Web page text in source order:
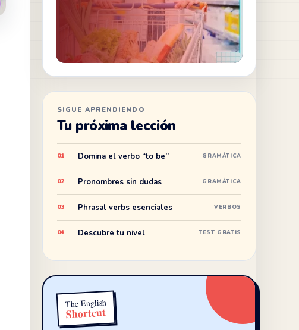
SIGUE APRENDIENDO
Tu próxima lección
01 Domina el verbo “to be” GRAMÁTICA
02 Pronombres sin dudas GRAMÁTICA
03 Phrasal verbs esenciales VERBOS
04 Descubre tu nivel TEST GRATIS
The English
Shortcut